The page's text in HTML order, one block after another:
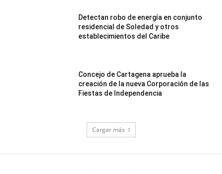
Detectan robo de energía en conjunto
residencial de Soledad y otros
establecimientos del Caribe
Concejo de Cartagena aprueba la
creación de la nueva Corporación de las
Fiestas de Independencia
Cargar más